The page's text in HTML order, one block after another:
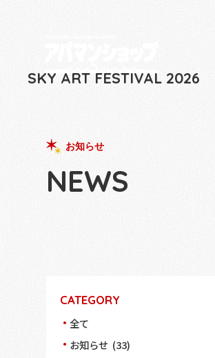
SKY ART FESTIVAL 2026
お知らせ
NEWS
CATEGORY
全て
お知らせ (33)